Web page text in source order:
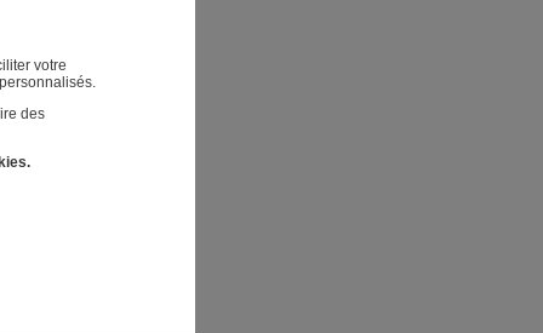
votre
des